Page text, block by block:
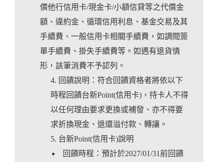
償他行信用卡/現金卡/小額信貸等之代償金
額、違約金、循環信用利息、基金交易及其
手續費、一般信用卡相關手續費，如調閱簽
單手續費、掛失手續費等。如遇有退貨情
形，該筆消費不予認列。
回饋說明：符合回饋資格者將依以下
時程回饋台新Point(信用卡)，持卡人不得
以任何理由要求更換或補發、亦不得要
求折換現金、退還溢付款、轉讓。
台新Point(信用卡)說明
回饋時程：預計於2027/01/31前回饋